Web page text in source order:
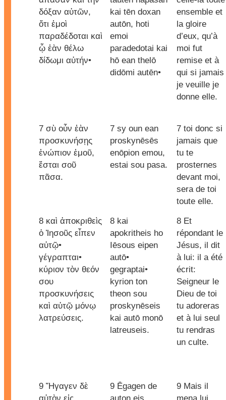
δόξαν αὐτῶν,
ὅτι ἐμοὶ
παραδέδοται καὶ
ᾧ ἐὰν θέλω
δίδωμι αὐτήν•
kai tēn doxan
autōn, hoti
emoi
paradedotai kai
hō ean thelō
didōmi autēn•
ensemble et
la gloire
d’eux, qu’à
moi fut
remise et à
qui si jamais
je veuille je
donne elle.
7 σὺ οὖν ἐὰν
προσκυνήσῃς
ἐνώπιον ἐμοῦ,
ἔσται σοῦ
πᾶσα.
7 sy oun ean
proskynēsēs
enōpion emou,
estai sou pasa.
7 toi donc si
jamais que
tu te
prosternes
devant moi,
sera de toi
toute elle.
8 καὶ ἀποκριθεὶς
ὁ Ἰησοῦς εἶπεν
αὐτῷ•
γέγραπται•
κύριον τὸν θεόν
σου
προσκυνήσεις
καὶ αὐτῷ μόνῳ
λατρεύσεις.
8 kai
apokritheis ho
Iēsous eipen
autō•
gegraptai•
kyrion ton
theon sou
proskynēseis
kai autō monō
latreuseis.
8 Et
répondant le
Jésus, il dit
à lui: il a été
écrit:
Seigneur le
Dieu de toi
tu adoreras
et à lui seul
tu rendras
un culte.
9 Ἤγαγεν δὲ
9 Ēgagen de
9 Mais il